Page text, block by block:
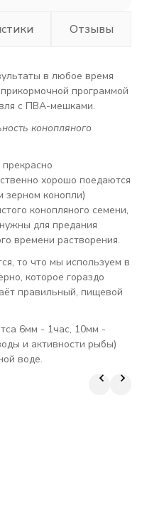
Отзывы
в любое время
программой
с ПВА-мешками.
конопляного
хорошо поедаются
зерном конопли)
конопляного семени,
для предания
времени растворения.
то что мы используем в
которое гораздо
правильный, пищевой
6мм - 1час, 10мм -
и активности рыбы)
воде.